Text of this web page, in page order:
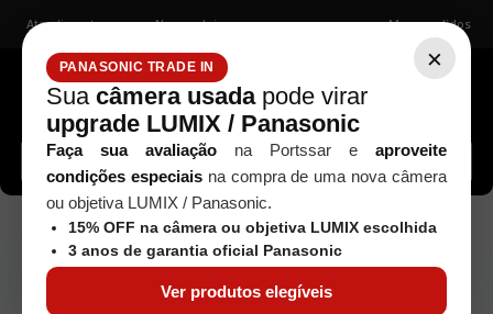
×
PANASONIC TRADE IN
Sua câmera usadapode virar
upgrade LUMIX / Panasonic
Faça sua avaliação na Portssar e aproveite
condições especiaisna compra de uma nova câmera
ou objetiva LUMIX / Panasonic.
15% OFF na câmera ou objetiva LUMIX escolhida
3 anos de garantia oficial Panasonic
Ver produtos elegíveis
Atendimento Nossas lojas Meus pedidos
Buscar câmeras, lentes, acessórios...
camera-de-filme--point-shot--olympus-infinity-76---usada